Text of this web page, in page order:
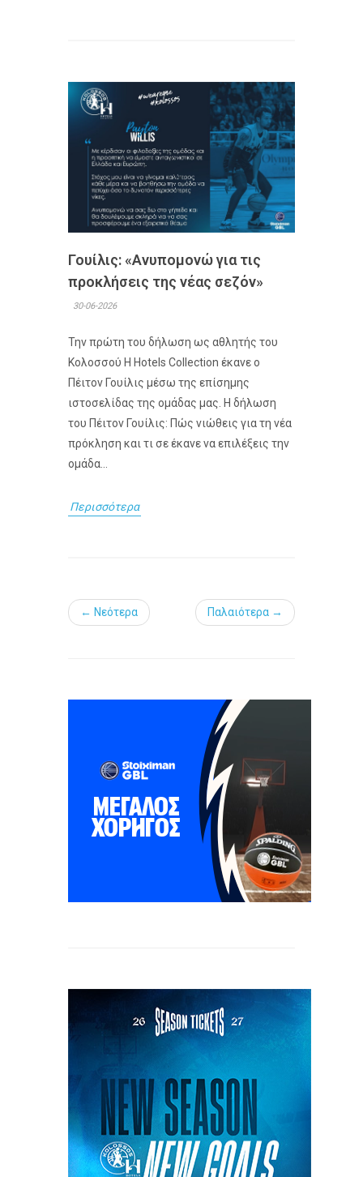
Γουίλις: «Ανυπομονώ για τις
προκλήσεις της νέας σεζόν»
30-06-2026
Την πρώτη του δήλωση ως αθλητής του
Κολοσσού H Hotels Collection έκανε ο
Πέιτον Γουίλις μέσω της επίσημης
ιστοσελίδας της ομάδας μας. Η δήλωση
του Πέιτον Γουίλις: Πώς νιώθεις για τη νέα
πρόκληση και τι σε έκανε να επιλέξεις την
ομάδα...
Περισσότερα
← Νεότερα Παλαιότερα →